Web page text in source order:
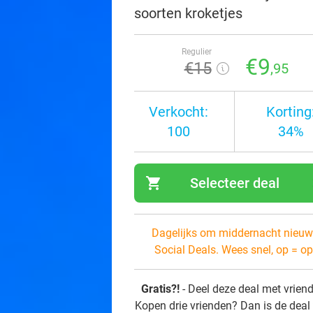
soorten kroketjes
Regulier
€15 €9,95
Verkocht:
100
34%
shopping_cart Selecteer deal
Dagelijks om middernacht
Social Deals. Wees snel, op =
Gratis?! - Deel deze deal met
Kopen drie vrienden? Dan is de